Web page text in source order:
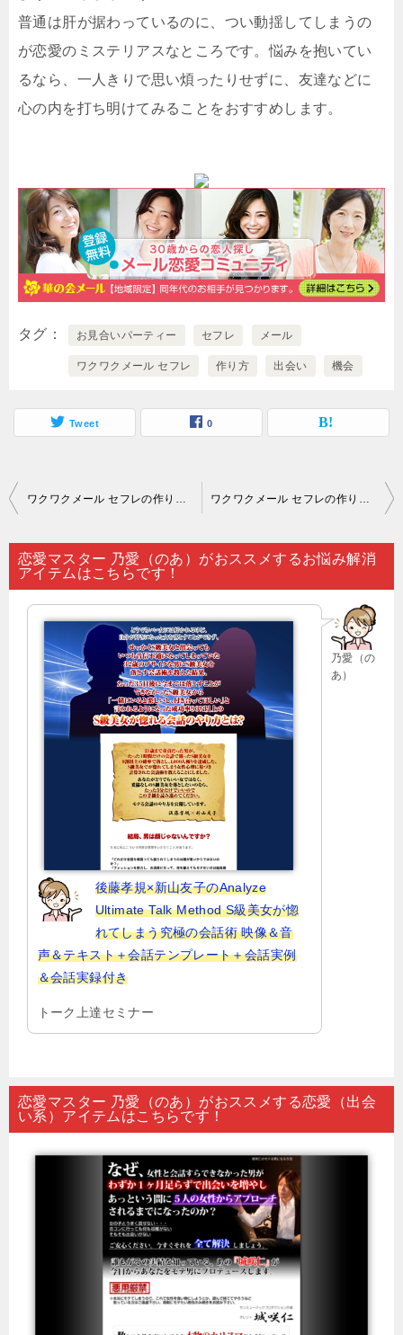
普通は肝が据わっているのに、つい動揺してしまうの
が恋愛のミステリアスなところです。悩みを抱いてい
るなら、一人きりで思い煩ったりせずに、友達などに
心の内を打ち明けてみることをおすすめします。
タグ お見合いパーティー セフレ メール
ワクワクメール セフレ 作り方 出会い 機会
Tweet 0
投
ナ
ビ
ワクワクメール セフレの作り方｜「異性との出会いがない」とため息をついていても…。 ワクワクメール セフレの作り方｜恋愛するにあたっては…。
恋愛マスター 乃愛（のあ）がおススメするお悩み解消
アイテムはこちらです！
乃愛（の
あ）
後藤孝規×新山友子のAnalyze
Ultimate Talk Method S級美女が惚
れてしまう究極の会話術 映像＆音
声＆テキスト＋会話テンプレート＋会話実例
＆会話実録付き
トーク上達セミナー
恋愛マスター 乃愛（のあ）がおススメする恋愛（出会
い系）アイテムはこちらです！